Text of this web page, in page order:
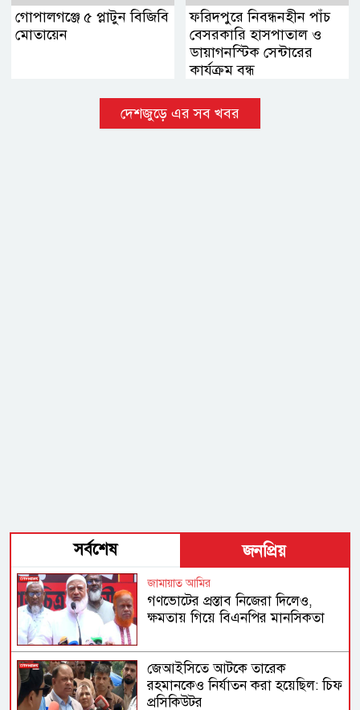
গোপালগঞ্জে ৫ প্লাটুন বিজিবি
মোতায়েন
ফরিদপুরে নিবন্ধনহীন পাঁচ
বেসরকারি হাসপাতাল ও
ডায়াগনস্টিক সেন্টারের
কার্যক্রম বন্ধ
দেশজুড়ে এর সব খবর
সর্বশেষ জনপ্রিয়
জামায়াত আমির
গণভোটের প্রস্তাব নিজেরা দিলেও,
ক্ষমতায় গিয়ে বিএনপির মানসিকতা
জেআইসিতে আটকে তারেক
রহমানকেও নির্যাতন করা হয়েছিল: চিফ
প্রসিকিউটর